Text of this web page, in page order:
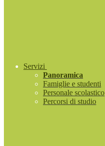
Servizi
Panoramica
Famiglie e studenti
Personale scolastico
Percorsi di studio